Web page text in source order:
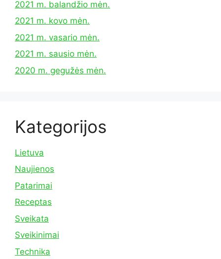
2021 m. balandžio mėn.
2021 m. kovo mėn.
2021 m. vasario mėn.
2021 m. sausio mėn.
2020 m. gegužės mėn.
Kategorijos
Lietuva
Naujienos
Patarimai
Receptas
Sveikata
Sveikinimai
Technika